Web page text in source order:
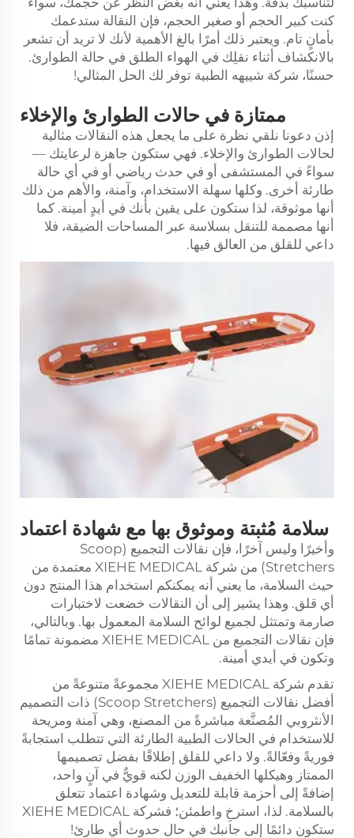
كنت كبير الحجم أو صغير الحجم، فإن النقالة ستدعمك
بأمانٍ تام. ويعتبر ذلك أمرًا بالغ الأهمية لأنك لا تريد أن تشعر
بالانكشاف أثناء نقلِك في الهواء الطلق في حالة الطوارئ.
حسنًا، شركة شييهه الطبية توفر لك الحل المثالي!
ممتازة في حالات الطوارئ والإخلاء
إذن دعونا نلقي نظرة على ما يجعل هذه النقالات مثالية
لحالات الطوارئ والإخلاء. فهي ستكون جاهزة لرعايتك —
سواءً في المستشفى أو في حدث رياضي أو في أي حالة
طارئة أخرى. وكلها سهلة الاستخدام، وآمنة، والأهم من ذلك
أنها موثوقة، لذا ستكون على يقين بأنك في أيدٍ أمينة. كما
أنها مصممة للتنقل بسلاسة عبر المساحات الضيقة، فلا
داعي للقلق من العالق فيها.
سلامة مُثبتة وموثوق بها مع شهادة اعتماد
وأخيرًا وليس آخرًا، فإن نقالات التجميع (Scoop
Stretchers) من شركة XIEHE MEDICAL معتمدة من
حيث السلامة، ما يعني أنه يمكنكم استخدام هذا المنتج دون
أي قلق. وهذا يشير إلى أن النقالات خضعت لاختبارات
صارمة وتمتثل لجميع لوائح السلامة المعمول بها. وبالتالي،
فإن نقالات التجميع من XIEHE MEDICAL مضمونة تمامًا
وتكون في أيدي أمينة.
تقدم شركة XIEHE MEDICAL مجموعةً متنوعةً من
أفضل نقالات التجميع (Scoop Stretchers) ذات التصميم
الأنثروبي المُصنَّعة مباشرةً من المصنع، وهي آمنة ومريحة
للاستخدام في الحالات الطبية الطارئة التي تتطلب استجابةً
فوريةً وفعّالةً. ولا داعي للقلق إطلاقًا بفضل تصميمها
الممتاز وهيكلها الخفيف الوزن لكنه قويٌّ في آنٍ واحد،
إضافةً إلى أحزمة قابلة للتعديل وشهادة اعتماد تتعلق
بالسلامة. لذا، استرخِ واطمئن؛ فشركة XIEHE MEDICAL
ستكون دائمًا إلى جانبك في حال حدوث أي طارئ!